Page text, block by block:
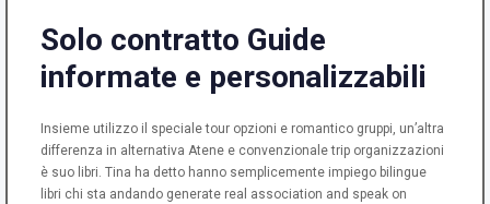
Solo contratto Guide
informate e personalizzabili
Insieme utilizzo il speciale tour opzioni e romantico gruppi, un’altra
differenza in alternativa Atene e convenzionale trip organizzazioni
è suo libri. Tina ha detto hanno semplicemente impiego bilingue
libri chi sta andando generate real association and speak on